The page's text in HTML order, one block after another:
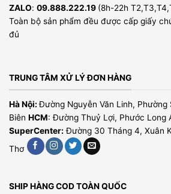
ZALO: 09.888.222.19 (8h-22h
Toàn bộ sản phẩm đều được cấp giấy
đủ
TRUNG TÂM XỬ LÝ ĐƠN HÀNG
Hà Nội:Đường Nguyễn Văn Linh, Phường
Biên HCM: Đường Thuỷ Lợi, Phước Long
SuperCenter: Đường 30 Tháng 4, Xuân
Thơ
SHIP HÀNG COD TOÀN QUỐC